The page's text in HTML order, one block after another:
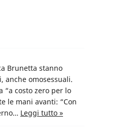
Brunetta stanno
omosessuali.
“a costo zero per lo
le mani avanti: “Con
Leggi tutto »